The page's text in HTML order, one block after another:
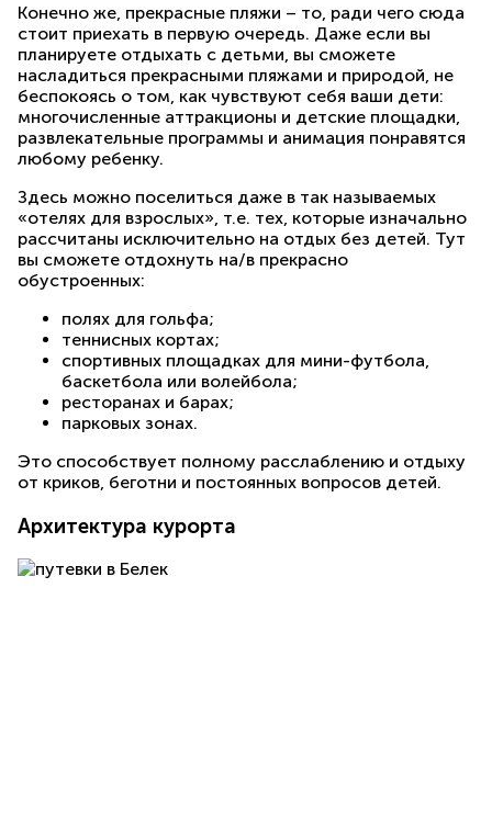
Конечно же, прекрасные пляжи – то, ради чего сюда
стоит приехать в первую очередь. Даже если вы
планируете отдыхать с детьми, вы сможете
насладиться прекрасными пляжами и природой, не
беспокоясь о том, как чувствуют себя ваши дети:
многочисленные аттракционы и детские площадки,
развлекательные программы и анимация понравятся
любому ребенку.
Здесь можно поселиться даже в так называемых
«отелях для взрослых», т.е. тех, которые изначально
рассчитаны исключительно на отдых без детей. Тут
вы сможете отдохнуть на/в прекрасно
обустроенных:
полях для гольфа;
теннисных кортах;
спортивных площадках для мини-футбола,
баскетбола или волейбола;
ресторанах и барах;
парковых зонах.
Это способствует полному расслаблению и отдыху
от криков, беготни и постоянных вопросов детей.
Архитектура курорта